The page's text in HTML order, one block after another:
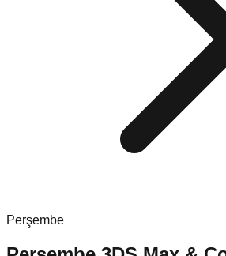
Perşembe